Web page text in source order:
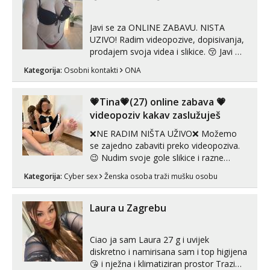
Javi se za ONLINE ZABAVU. NISTA
UZIVO! Radim videopozive, dopisivanja,
prodajem svoja videa i slikice. 😚 Javi mi
Telegram. +385 91 723 0045
Kategorija: Osobni kontakti ONA
💗Tina💗(27) online zabava 💗
videopoziv kakav zaslužuješ
❌NE RADIM NIŠTA UŽIVO❌ Možemo
se zajedno zabaviti preko videopoziva.
😉 Nudim svoje gole slikice i razne
videouradke. 🤩 Za online zabavu pošalji
poruku na Whatsapp, Telegram ili Viber.
autentičnosti možeš me vidjeti na
Kategorija: Cyber sex Ženska osoba traži mušku osobu
Laura u Zagrebu
Ciao ja sam Laura 27 g i uvijek
diskretno i namirisana sam i top higijena
😘 i nježna i klimatiziran prostor Trazim